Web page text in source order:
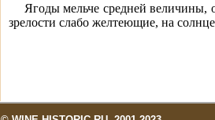
Ягоды мельче средней величины,
зрелости слабо желтеющие, на